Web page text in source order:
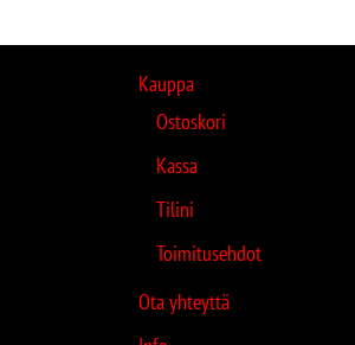
Kauppa
Ostoskori
Kassa
Tilini
Toimitusehdot
Ota yhteyttä